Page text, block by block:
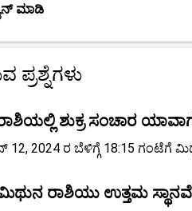
ಮಾಡಿ
ಪ್ರಶ್ನೆಗಳು
ಶುಕ್ರ ಸಂಚಾರ
12, 2024 ರ ಬೆಳಿಗ್ಗೆ 18:15 ಗಂಟೆಗೆ
ಮಿಥುನ ರಾಶಿಯು ಉತ್ತಮ